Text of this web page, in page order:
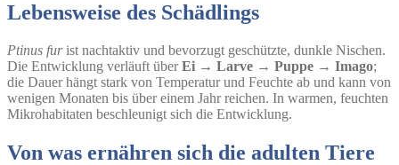
Lebensweise des Schädlings
Ptinus furist nachtaktiv und bevorzugt geschützte, dunkle Nischen.
Die Entwicklung verläuft überEi → Larve → Puppe → Imago;
die Dauer hängt stark von Temperatur und Feuchte ab und kann von
wenigen Monaten bis über einem Jahr reichen. In warmen, feuchten
Mikrohabitaten beschleunigt sich die Entwicklung.
Von was ernähren sich die adulten Tiere